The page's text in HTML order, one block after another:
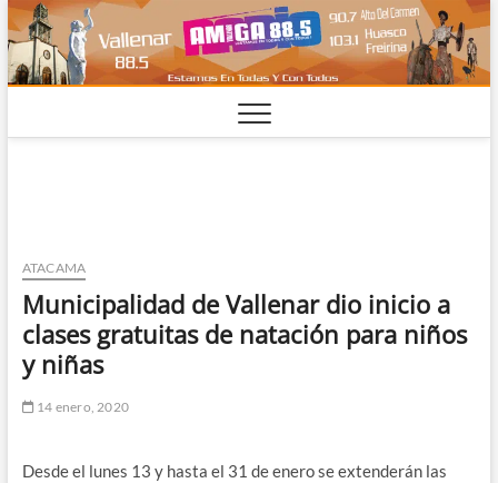
Saltar
al
contenido
ATACAMA
Municipalidad de Vallenar dio inicio a
clases gratuitas de natación para niños
y niñas
14 enero, 2020
Desde el lunes 13 y hasta el 31 de enero se extenderán las